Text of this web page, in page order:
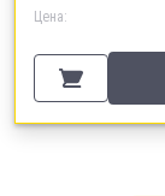
Цена: